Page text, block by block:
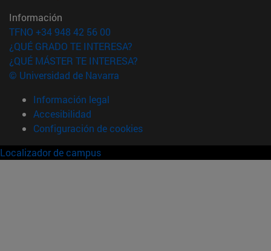
Información
TFNO +34 948 42 56 00
¿QUÉ GRADO TE INTERESA?
¿QUÉ MÁSTER TE INTERESA?
© Universidad de Navarra
Información legal
Accesibilidad
Configuración de cookies
Localizador de campus